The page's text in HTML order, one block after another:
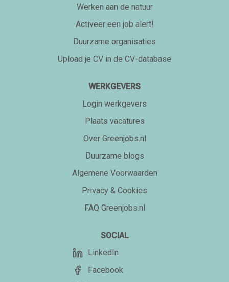
Werken aan de natuur
Activeer een job alert!
Duurzame organisaties
Upload je CV in de CV-database
WERKGEVERS
Login werkgevers
Plaats vacatures
Over Greenjobs.nl
Duurzame blogs
Algemene Voorwaarden
Privacy & Cookies
FAQ Greenjobs.nl
SOCIAL
LinkedIn
Facebook